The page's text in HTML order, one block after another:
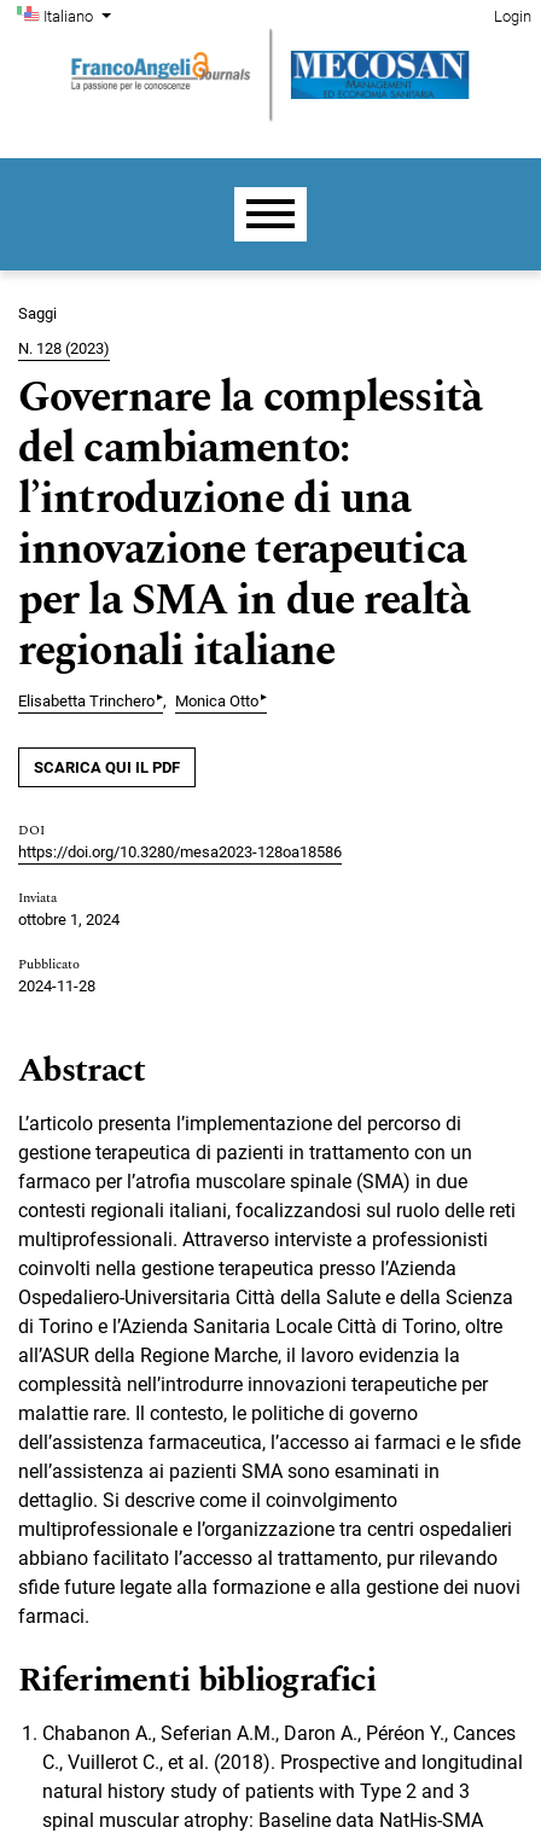
Salta al menu principale di navigazione
Salta al contenuto principale
Salta al piè di pagina del sito
Cambia la lingua. La lingua corrente è:
Italiano
Menu di amministrazione Login
Menu principale
Saggi
N. 128 (2023)
Governare la complessità
del cambiamento:
l’introduzione di una
innovazione terapeutica
per la SMA in due realtà
regionali italiane
Elisabetta Trinchero▸ Monica Otto▸
SCARICA QUI IL PDF
DOI
https://doi.org/10.3280/mesa2023-128oa18586
Inviata
ottobre 1, 2024
Pubblicato
2024-11-28
Abstract
L’articolo presenta l’implementazione del percorso di
gestione terapeutica di pazienti in trattamento con un
farmaco per l’atrofia muscolare spinale (SMA) in due
contesti regionali italiani, focalizzandosi sul ruolo delle reti
multiprofessionali. Attraverso interviste a professionisti
coinvolti nella gestione terapeutica presso l’Azienda
Ospedaliero-Universitaria Città della Salute e della Scienza
di Torino e l’Azienda Sanitaria Locale Città di Torino, oltre
all’ASUR della Regione Marche, il lavoro evidenzia la
complessità nell’introdurre innovazioni terapeutiche per
malattie rare. Il contesto, le politiche di governo
dell’assistenza farmaceutica, l’accesso ai farmaci e le sfide
nell’assistenza ai pazienti SMA sono esaminati in
dettaglio. Si descrive come il coinvolgimento
multiprofessionale e l’organizzazione tra centri ospedalieri
abbiano facilitato l’accesso al trattamento, pur rilevando
sfide future legate alla formazione e alla gestione dei nuovi
farmaci.
Riferimenti bibliografici
Chabanon A., Seferian A.M., Daron A., Péréon Y., Cances
C., Vuillerot C., et al. (2018). Prospective and longitudinal
natural history study of patients with Type 2 and 3
spinal muscular atrophy: Baseline data NatHis-SMA